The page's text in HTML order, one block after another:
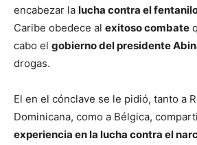
encabezar la lucha contra el
Caribe obedece al exitoso combate
cabo el gobierno del presidente
drogas.
El en el cónclave se le pidió, tanto a
Dominicana, como a Bélgica,
experiencia en la lucha contra el